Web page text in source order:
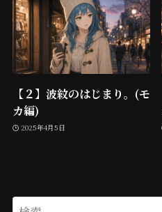
【２】波紋のはじまり。(モ
カ編)
2025年4月5日